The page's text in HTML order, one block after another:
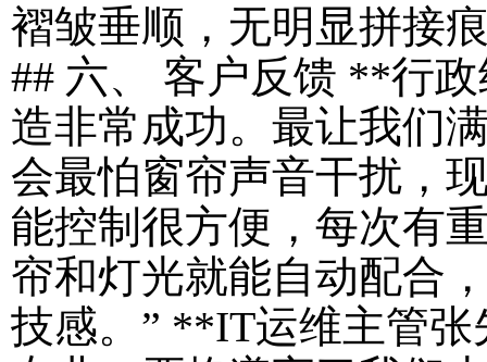
褶皱垂顺，无明显拼接
## 六、 客户反馈 **行
造非常成功。最让我们
会最怕窗帘声音干扰，
能控制很方便，每次有
帘和灯光就能自动配合
技感。” **IT运维主管